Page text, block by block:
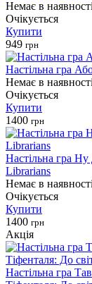
Немає в наявності
Очікується
Купити
949 грн
Настільна гра
Немає в наявності
Очікується
Купити
1400 грн
Настільна гра Ну
Librarians
Немає в наявності
Очікується
Купити
1400 грн
Акція
Настільна гра